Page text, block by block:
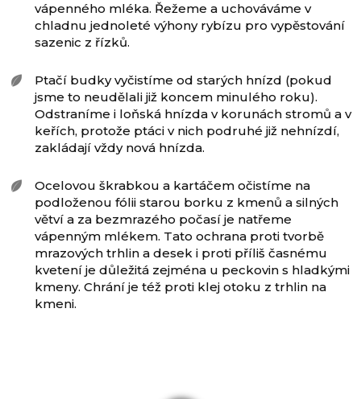
vápenného mléka. Řežeme a uchováváme v
chladnu jednoleté výhony rybízu pro vypěstování
sazenic z řízků.
Ptačí budky vyčistíme od starých hnízd (pokud
jsme to neudělali již koncem minulého roku).
Odstraníme i loňská hnízda v korunách stromů a v
keřích, protože ptáci v nich podruhé již nehnízdí,
zakládají vždy nová hnízda.
Ocelovou škrabkou a kartáčem očistíme na
podloženou fólii starou borku z kmenů a silných
větví a za bezmrazého počasí je natřeme
vápenným mlékem. Tato ochrana proti tvorbě
mrazových trhlin a desek i proti příliš časnému
kvetení je důležitá zejména u peckovin s hladkými
kmeny. Chrání je též proti klej otoku z trhlin na
kmeni.